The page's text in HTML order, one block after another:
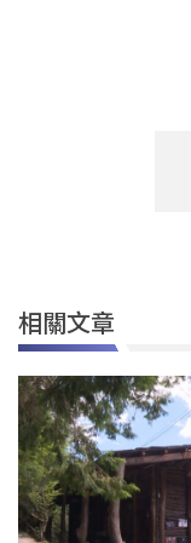
相關文章